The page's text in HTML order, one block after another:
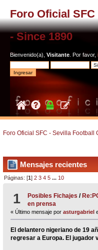
Foro Oficial
- Since 1890
Bienvenido(a), Visitante . Por favor,
Foro Oficial SFC - Sevilla Football
Mensajes recientes
Páginas: [1]2 3 4 5 ... 10
1 Posibles Fichajes /
en prensa
« Último mensaje por asturgabriel
El delantero nigeriano de 19
regresar a Europa. El jugador